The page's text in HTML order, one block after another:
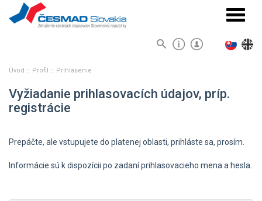
Úvod Profil Prihlásenie
Vyžiadanie prihlasovacích údajov, príp.
registrácie
Prepáčte, ale vstupujete do platenej oblasti, prihláste sa, prosím.
Informácie sú k dispozícii po zadaní prihlasovacieho mena a hesla.